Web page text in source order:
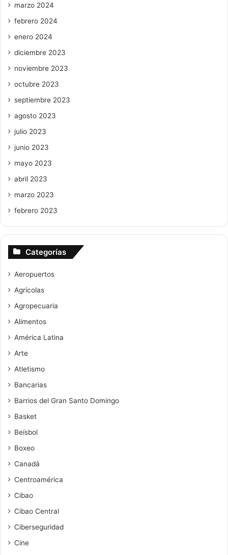
marzo 2024
febrero 2024
enero 2024
diciembre 2023
noviembre 2023
octubre 2023
septiembre 2023
agosto 2023
julio 2023
junio 2023
mayo 2023
abril 2023
marzo 2023
febrero 2023
Categorías
Aeropuertos
Agrícolas
Agropecuaria
Alimentos
América Latina
Arte
Atletismo
Bancarias
Barrios del Gran Santo Domingo
Basket
Beísbol
Boxeo
Canadá
Centroamérica
Cibao
Cibao Central
Ciberseguridad
Cine